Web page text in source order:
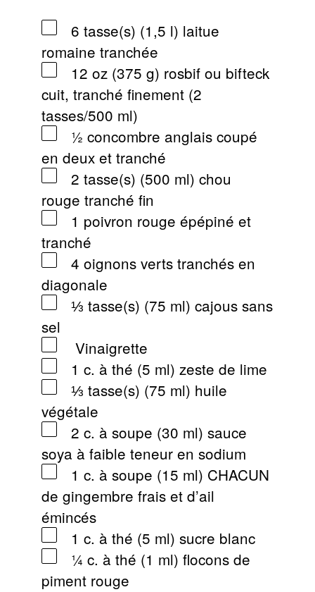
6 tasse(s) (1,5 l) laitue
romaine tranchée
12 oz (375 g) rosbif ou bifteck
cuit, tranché finement (2
tasses/500 ml)
½ concombre anglais coupé
en deux et tranché
2 tasse(s) (500 ml) chou
rouge tranché fin
1 poivron rouge épépiné et
tranché
4 oignons verts tranchés en
diagonale
⅓ tasse(s) (75 ml) cajous sans
sel
Vinaigrette
1 c. à thé (5 ml) zeste de lime
⅓ tasse(s) (75 ml) huile
végétale
2 c. à soupe (30 ml) sauce
soya à faible teneur en sodium
1 c. à soupe (15 ml) CHACUN
de gingembre frais et d’ail
émincés
1 c. à thé (5 ml) sucre blanc
¼ c. à thé (1 ml) flocons de
piment rouge